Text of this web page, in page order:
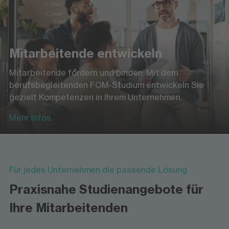
Mitarbeitende entwickeln
Mitarbeitende fördern und binden: Mit dem
berufsbegleitenden FOM-Studium entwickeln Sie
gezielt Kompetenzen in Ihrem Unternehmen.
Mehr Infos
Für jedes Unternehmen die passende Lösung
Praxisnahe Studienangebote für
Ihre Mitarbeitenden